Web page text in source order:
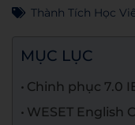
Thành Tích Học
MỤC LỤC
Chinh phục 7.0
WESET English